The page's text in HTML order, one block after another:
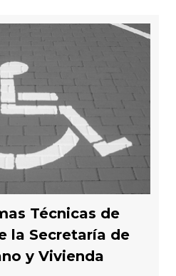
Técnicas de
la Secretaría de
y Vivienda